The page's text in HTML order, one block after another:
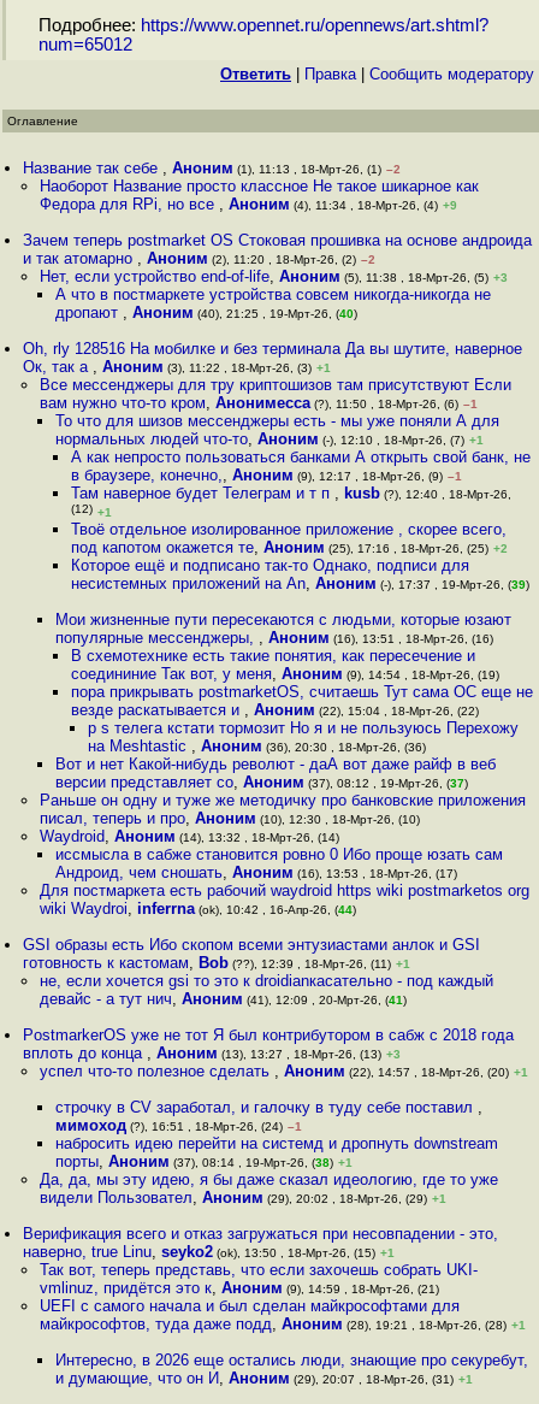
Подробнее: https://www.opennet.ru/opennews/art.shtml?
num=65012
Ответить Правка| Cообщить модератору
Оглавление
Название так себе ,Аноним (1), 11:13 , 18-Мрт-26, (1) –2
Наоборот Название просто классное Не такое шикарное как
Федора для RPi, но все , Аноним (4), 11:34 , 18-Мрт-26, (4) +9
Зачем теперь postmarket OS Стоковая прошивка на основе андроида
и так атомарно ,Аноним (2), 11:20 , 18-Мрт-26, (2) –2
Нет, если устройство end-of-life, Аноним (5), 11:38 , 18-Мрт-26, (5) +3
А что в постмаркете устройства совсем никогда-никогда не
дропают , Аноним (40), 21:25 , 19-Мрт-26, (40)
Oh, rly 128516 На мобилке и без терминала Да вы шутите, наверное
Ок, так а ,Аноним (3), 11:22 , 18-Мрт-26, (3) +1
Все мессенджеры для тру криптошизов там присутствуют Если
вам нужно что-то кром, Анонимесса(?), 11:50 , 18-Мрт-26, (6) –1
То что для шизов мессенджеры есть - мы уже поняли А для
нормальных людей что-то, Аноним (-), 12:10 , 18-Мрт-26, (7) +1
А как непросто пользоваться банками А открыть свой банк, не
в браузере, конечно,,Аноним (9), 12:17 , 18-Мрт-26, (9) –1
Там наверное будет Телеграм и т п , kusb (?), 12:40 , 18-Мрт-26,
(12) +1
Твоё отдельное изолированное приложение , скорее всего,
под капотом окажется те,Аноним (25), 17:16 , 18-Мрт-26, (25) +2
Которое ещё и подписано так-то Однако, подписи для
несистемных приложений на An,Аноним (-), 17:37 , 19-Мрт-26, (39)
Мои жизненные пути пересекаются с людьми, которые юзают
популярные мессенджеры, , Аноним (16), 13:51 , 18-Мрт-26, (16)
В схемотехнике есть такие понятия, как пересечение и
соедининие Так вот, у меня,Аноним (9), 14:54 , 18-Мрт-26, (19)
пора прикрывать postmarketOS, считаешь Тут сама ОС еще не
везде раскатывается и ,Аноним (22), 15:04 , 18-Мрт-26, (22)
p s телега кстати тормозит Но я и не пользуюсь Перехожу
на Meshtastic , Аноним (36), 20:30 , 18-Мрт-26, (36)
Вот и нет Какой-нибудь револют - даА вот даже райф в веб
версии представляет со, Аноним (37), 08:12 , 19-Мрт-26, (37)
Раньше он одну и туже же методичку про банковские приложения
писал, теперь и про, Аноним (10), 12:30 , 18-Мрт-26, (10)
Waydroid, Аноним (14), 13:32 , 18-Мрт-26, (14)
иссмысла в сабже становится ровно 0 Ибо проще юзать сам
Андроид, чем сношать, Аноним (16), 13:53 , 18-Мрт-26, (17)
Для постмаркета есть рабочий waydroid https wiki postmarketos org
wiki Waydroi, inferrna(ok), 10:42 , 16-Апр-26, (44)
GSI образы есть Ибо скопом всеми энтузиастами анлок и GSI
готовность к кастомам, Bob (??), 12:39 , 18-Мрт-26, (11) +1
не, если хочется gsi то это к droidianкасательно - под каждый
девайс - а тут нич, Аноним (41), 12:09 , 20-Мрт-26, (41)
PostmarkerOS уже не тот Я был контрибутором в сабж с 2018 года
вплоть до конца ,Аноним (13), 13:27 , 18-Мрт-26, (13) +3
успел что-то полезное сделать , Аноним (22), 14:57 , 18-Мрт-26, (20) +1
строчку в CV заработал, и галочку в туду себе поставил ,
мимоход(?), 16:51 , 18-Мрт-26, (24) –1
набросить идею перейти на системд и дропнуть downstream
порты, Аноним (37), 08:14 , 19-Мрт-26, (38) +1
Да, да, мы эту идею, я бы даже сказал идеологию, где то уже
видели Пользовател, Аноним (29), 20:02 , 18-Мрт-26, (29) +1
Верификация всего и отказ загружаться при несовпадении - это,
наверно, true Linu,seyko2 (ok), 13:50 , 18-Мрт-26, (15) +1
Так вот, теперь представь, что если захочешь собрать UKI-
vmlinuz, придётся это к, Аноним (9), 14:59 , 18-Мрт-26, (21)
UEFI с самого начала и был сделан майкрософтами для
майкрософтов, туда даже подд, Аноним (28), 19:21 , 18-Мрт-26, (28) +1
Интересно, в 2026 еще остались люди, знающие про секуребут,
и думающие, что он И, Аноним (29), 20:07 , 18-Мрт-26, (31) +1